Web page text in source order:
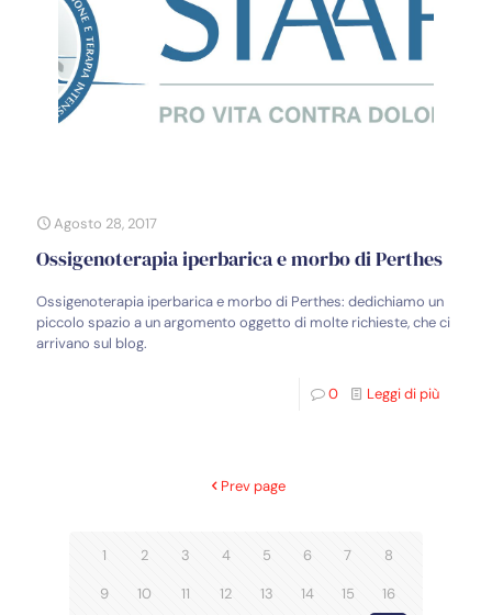
Agosto 28, 2017
Ossigenoterapia iperbarica e morbo di Perthes
Ossigenoterapia iperbarica e morbo di Perthes: dedichiamo un
piccolo spazio a un argomento oggetto di molte richieste, che ci
arrivano sul blog.
0 Leggi di più
Prev page
1 2 3 4 5 6 7 8
9 10 11 12 13 14 15 16